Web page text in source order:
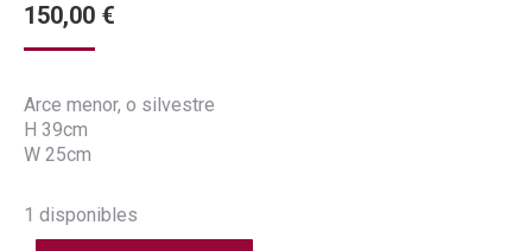
150,00 €
Arce menor, o silvestre
H 39cm
W 25cm
1 disponibles